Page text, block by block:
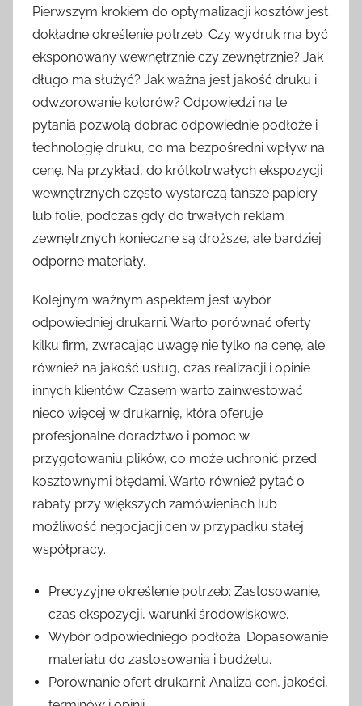
Pierwszym krokiem do optymalizacji kosztów jest
dokładne określenie potrzeb. Czy wydruk ma być
eksponowany wewnętrznie czy zewnętrznie? Jak
długo ma służyć? Jak ważna jest jakość druku i
odwzorowanie kolorów? Odpowiedzi na te
pytania pozwolą dobrać odpowiednie podłoże i
technologię druku, co ma bezpośredni wpływ na
cenę. Na przykład, do krótkotrwałych ekspozycji
wewnętrznych często wystarczą tańsze papiery
lub folie, podczas gdy do trwałych reklam
zewnętrznych konieczne są droższe, ale bardziej
odporne materiały.
Kolejnym ważnym aspektem jest wybór
odpowiedniej drukarni. Warto porównać oferty
kilku firm, zwracając uwagę nie tylko na cenę, ale
również na jakość usług, czas realizacji i opinie
innych klientów. Czasem warto zainwestować
nieco więcej w drukarnię, która oferuje
profesjonalne doradztwo i pomoc w
przygotowaniu plików, co może uchronić przed
kosztownymi błędami. Warto również pytać o
rabaty przy większych zamówieniach lub
możliwość negocjacji cen w przypadku stałej
współpracy.
Precyzyjne określenie potrzeb: Zastosowanie,
czas ekspozycji, warunki środowiskowe.
Wybór odpowiedniego podłoża: Dopasowanie
materiału do zastosowania i budżetu.
Porównanie ofert drukarni: Analiza cen, jakości,